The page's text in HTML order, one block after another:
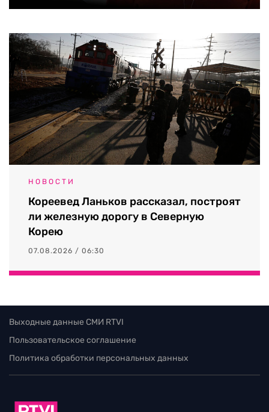
НОВОСТИ
Кореевед Ланьков рассказал, построят
ли железную дорогу в Северную
Корею
07.08.2026 / 06:30
Выходные данные СМИ RTVI
Пользовательское соглашение
Политика обработки персональных данных